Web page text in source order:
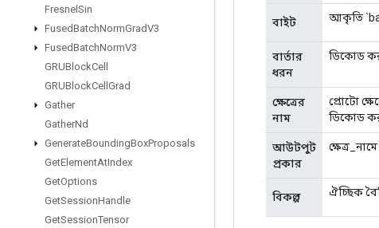
Fresnel Sin
FusedBatchNormGradV3
FusedBatchNormV3
GRUBlockCell
GRUBlockCell Grad
Gather
GatherNd
GenerateBoundingBoxProposals
GetElementAtIndex
GetOptions
GetSessionHandle
GetSessionTensor
বাইট আকৃতি
বার্তার
ধরন
ডিকোড
ক্ষেত্রের
নাম
প্রোটো
ডিকোড
আউটপুট
প্রকার
বিকল্প ঐচ্ছিক